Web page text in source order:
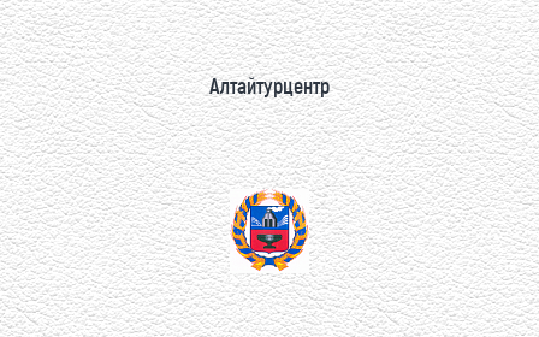
Алтайтурцентр